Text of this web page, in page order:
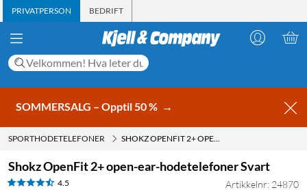
PRIVATPERSON BEDRIFT
SOMMERSALG – Opptil 50 % →
SPORTHODETELEFONER SHOKZ OPENFIT 2+ OPEN-EAR-HODETELEFONER SVART
Shokz OpenFit 2+ open-ear-hodetelefoner Svart
4.5 Artikkelnr: 24870